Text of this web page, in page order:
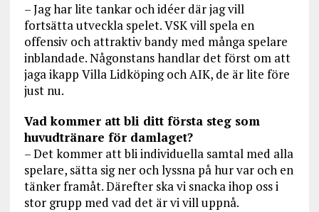
– Jag har lite tankar och idéer där jag vill
fortsätta utveckla spelet. VSK vill spela en
offensiv och attraktiv bandy med många spelare
inblandade. Någonstans handlar det först om att
jaga ikapp Villa Lidköping och AIK, de är lite före
just nu.
Vad kommer att bli ditt första steg som
huvudtränare för damlaget?
– Det kommer att bli individuella samtal med alla
spelare, sätta sig ner och lyssna på hur var och en
tänker framåt. Därefter ska vi snacka ihop oss i
stor grupp med vad det är vi vill uppnå.